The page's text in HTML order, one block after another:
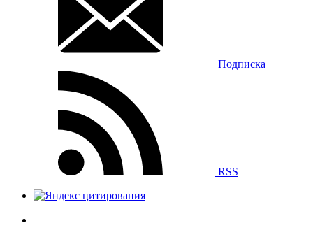
Подписка
RSS